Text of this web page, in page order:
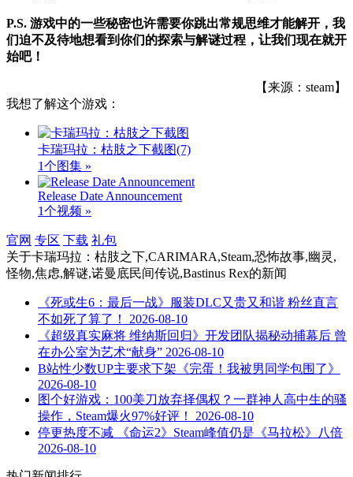
P.S. 游戏中的一些秘密也许需要你跳出常规思维才能解开，我
们迫不及待地想看到你们的探索与解谜过程，让我们现在就开
始吧！
【来源：steam】
我想了解这个游戏：
卡瑞玛拉：枯肢之下截图(7)
1个图集 »
Release Date Announcement
1个视频 »
官网 专区 下载 礼包
关于卡瑞玛拉：枯肢之下,CARIMARA,Steam,恐怖故事,幽灵,
怪物,焦虑,解谜,诺曼底民间传说,Bastinus Rex的新闻
《死或生6：最后一战》服装DLC又贵又和谐 粉丝直言
不如死了算了！
2026-08-10
《超级真实麻将 维纳斯回归》开发团队揭秘动捕幕后 曾
在办公室为艺术“献身” 2026-08-10
B站性少数UP主要求下架《完蛋！我被男同学包围了》
2026-08-10
图个好游戏：100美刀放弃择偶权？一群神人高中生的骚
操作，Steam爆火97%好评！
2026-08-10
停更热度不减 《命运2》Steam峰值仍是《马拉松》八倍
2026-08-10